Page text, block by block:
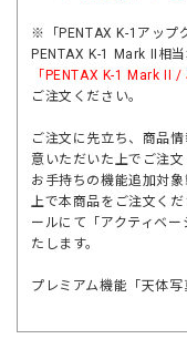
※「PENTAX K-1アップ
PENTAX K-1 Mark II相
「PENTAX K-1 Mark II
ご注文ください。
ご注文に先立ち、商品
意いただいた上でご注文
お手持ちの機能追加対
上で本商品をご注文く
ールにて「アクティベ
たします。
プレミアム機能「天体